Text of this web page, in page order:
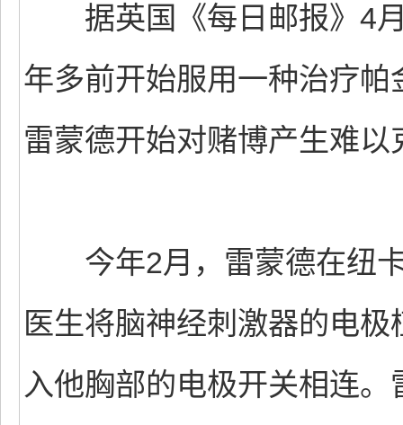
据英国《每日邮报》4月
年多前开始服用一种治疗
雷蒙德开始对赌博产生难
今年2月，雷蒙德在纽卡
医生将脑神经刺激器的电
入他胸部的电极开关相连